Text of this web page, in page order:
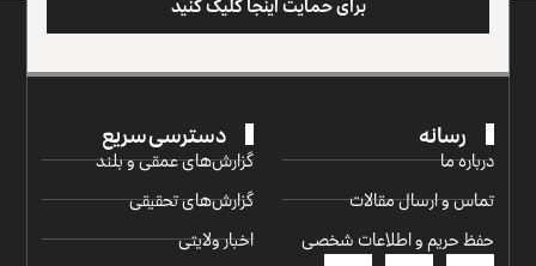
رسانه
درباره ما
تماس و ارسال مقالات
حفظ حریم و اطلاعات شخصی
دسترسی سریع
گزارش‌‌های عمقی و بلند
گزارش‌های تحقیقی
اخبار ولایتی